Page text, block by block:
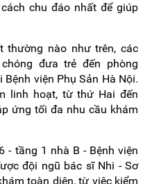
chu đáo nhất để giúp
thường nào như trên, các
đưa trẻ đến phòng
viện Phụ Sản Hà Nội.
linh hoạt, từ thứ Hai đến
ứng tối đa nhu cầu khám
- tầng 1 nhà B - Bệnh viện
đội ngũ bác sĩ Nhi - Sơ
toàn diện, từ việc kiểm